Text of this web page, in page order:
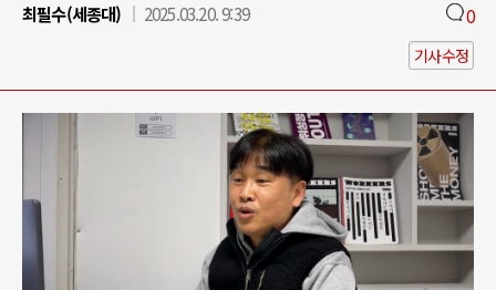
최필수(세종대)
2025.03.20. 9:39 0
기사수정